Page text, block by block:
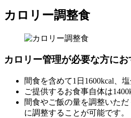
カロリー調整食
カロリー管理が必要な方にお
間食を含めて1日1600kcal、
ご提供するお食事自体は
間食やご飯の量を調整いた
に調整することが可能です。